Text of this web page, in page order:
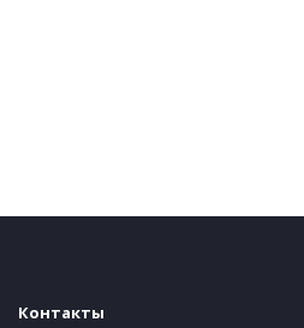
Контакты